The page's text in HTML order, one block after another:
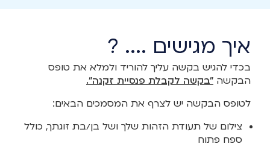
איך מגישים .... ?
בכדי להגיש בקשה עליך להוריד ולמלא את טופס
הבקשה "בקשה לקבלת פנסיית זקנה".
לטופס הבקשה יש לצרף את המסמכים הבאים:
צילום של תעודת הזהות שלך ושל בן/בת זוגתך, כולל
ספח פתוח